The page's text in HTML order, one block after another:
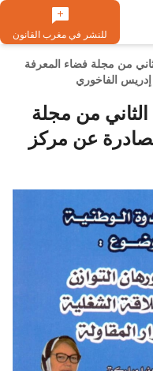
للنشر في مغرب القانون
من مجلة فضاء المعرفة
إدريس الفاخوري
من مجلة
عن مركز